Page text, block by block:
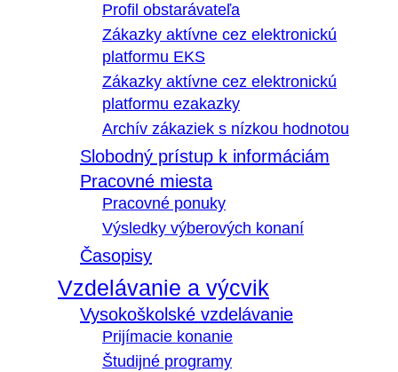
Profil obstarávateľa
Zákazky aktívne cez elektronickú
platformu EKS
Zákazky aktívne cez elektronickú
platformu ezakazky
Archív zákaziek s nízkou hodnotou
Slobodný prístup k informáciám
Pracovné miesta
Pracovné ponuky
Výsledky výberových konaní
Časopisy
Vzdelávanie a výcvik
Vysokoškolské vzdelávanie
Prijímacie konanie
Študijné programy